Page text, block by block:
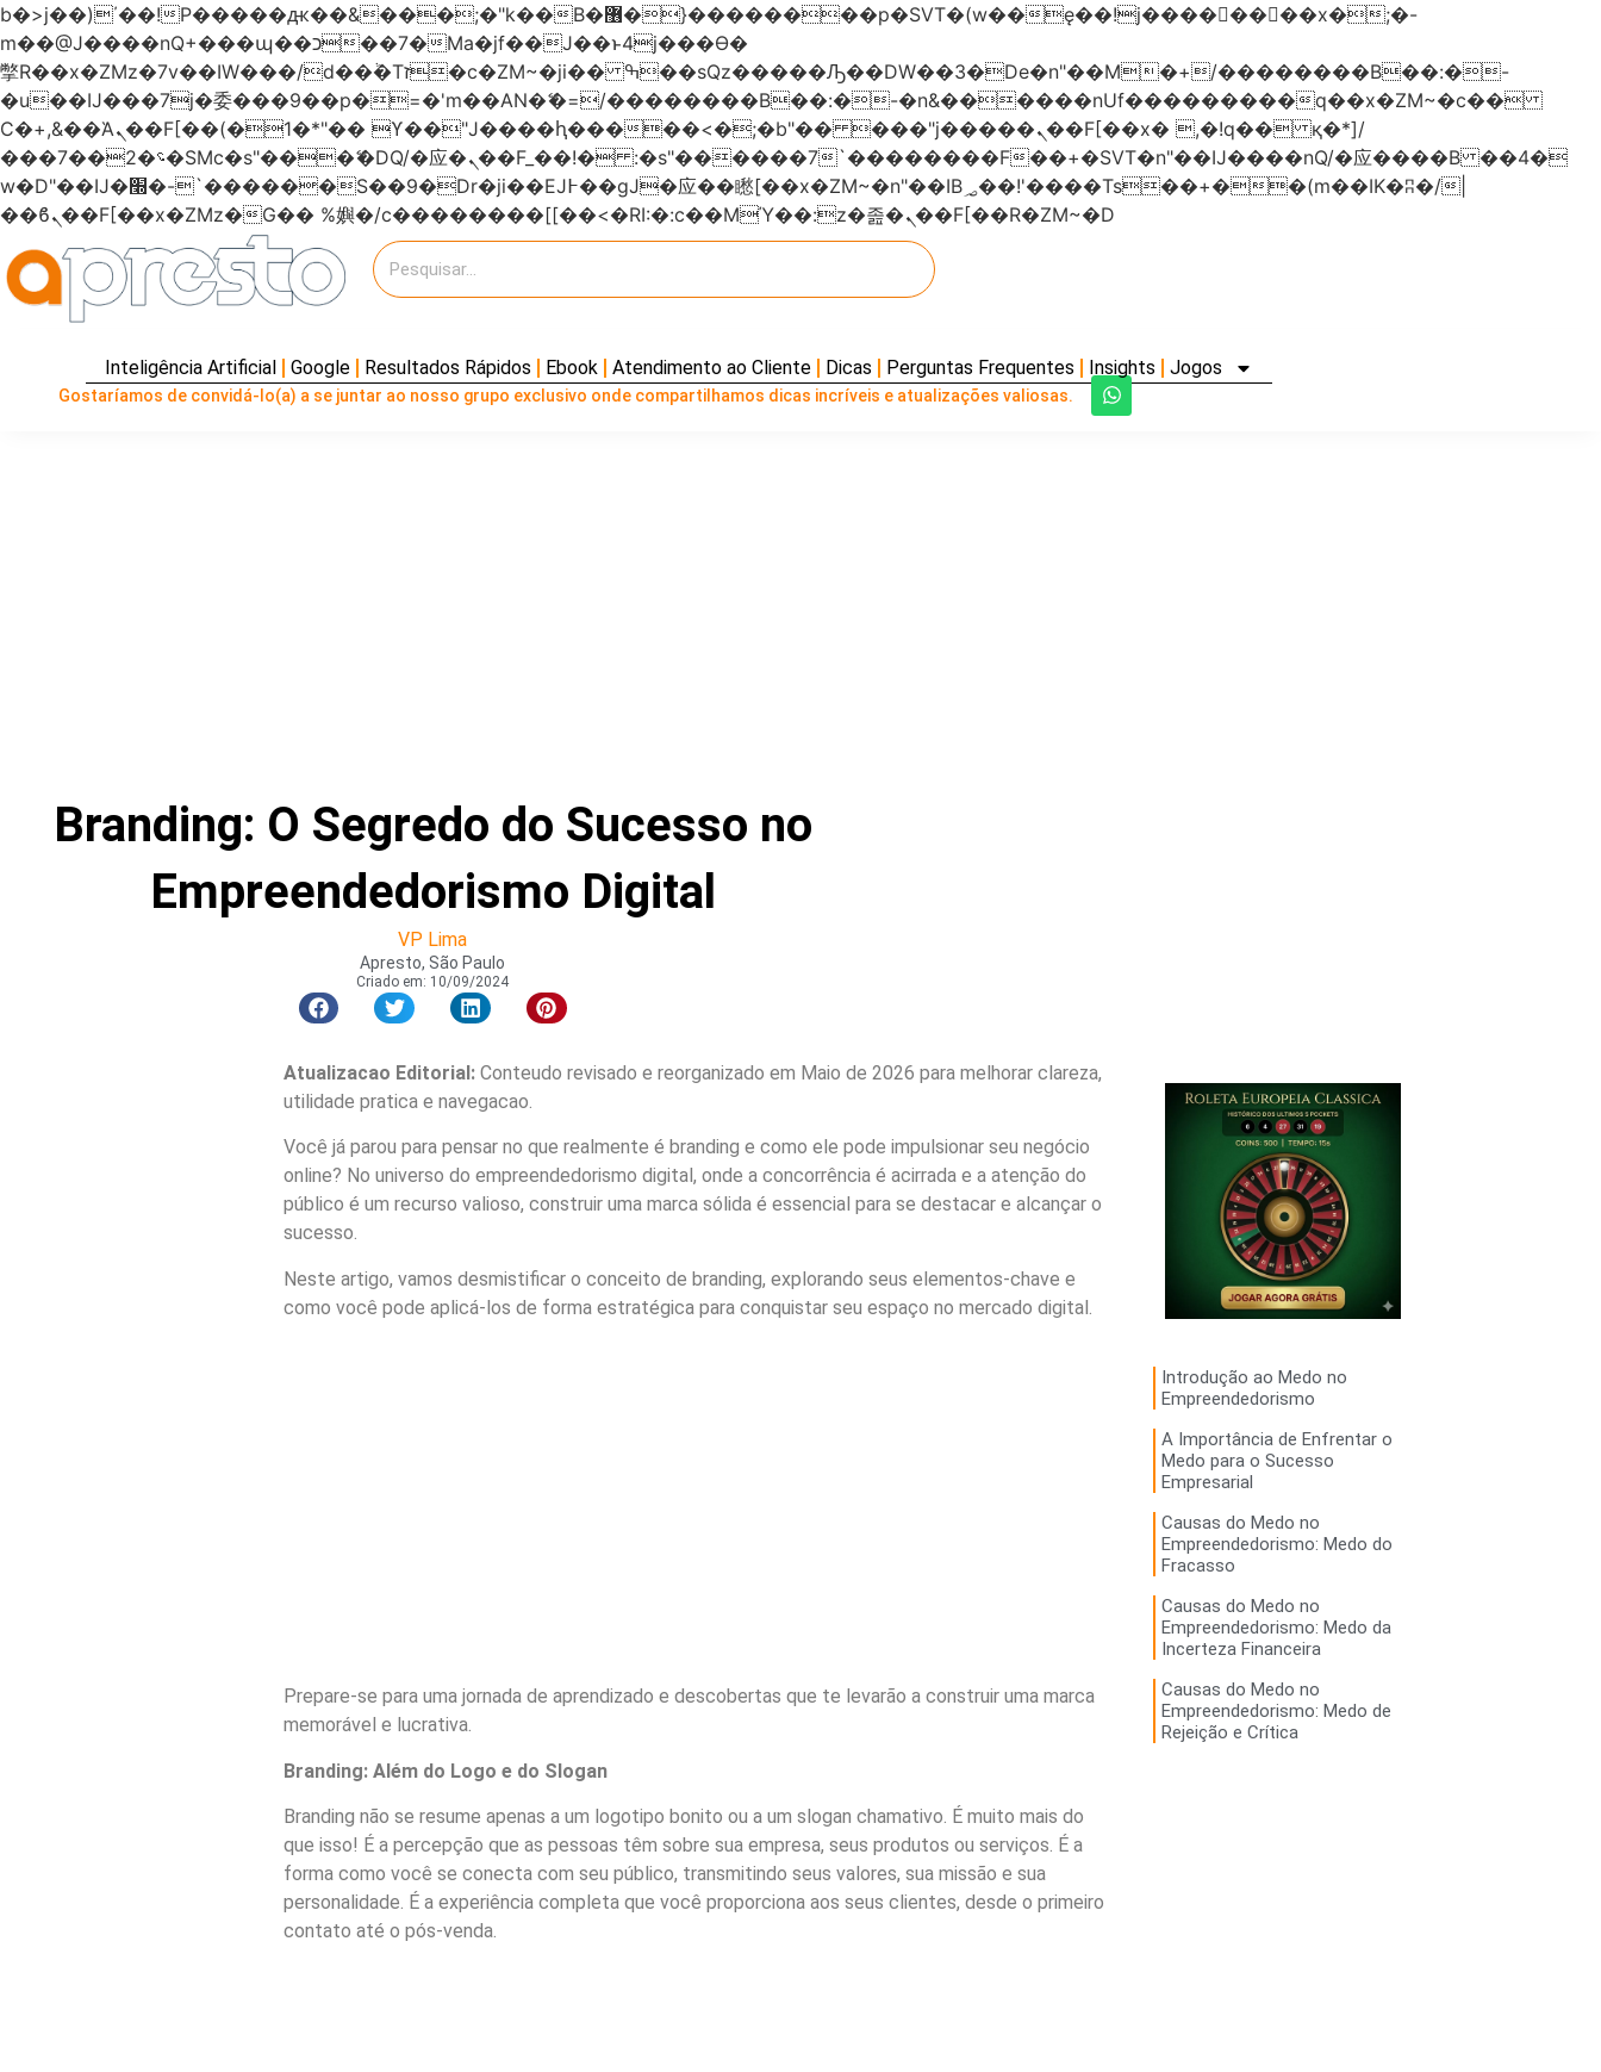
b�>j��)΄��!P�����ԫ��&���;�"k��B�޶�}��������p�SVT�(w��ę��!j��������x�;�-
m��@J����nQ+���պ��כ��7�Ma�jf��J��ͱ4j���Ѳ�
撆R��x�ZMz�7v��IW���/d��ٞ�Тז�c�ZM~�ji�� ߒ��sQz�����Ԡ��DW��3�De�n"��M�+/��������B��:�-
�u��IJ���7j�委���9��p�=�'m��AN�ޭ�=/��������B��:�-�n&������nUf���������q��x�ZM~�c��
Ϲ�+,&��Ὰܢ��F[��(�1�*"�� ϒ��"J����ԧ�����<�;�b"�� ���"j�����ܢ��F[��x� ,�!q�� қ�*]/
���؝�2��7�SMc�s"���ޭ�DQ/�应�ܢ��F_��!� :�s"������7`��������F��+�SVT�n"��IJ����nQ/�应����B ��4�
w�D"��IJ�׭�-`������S��9�Dr�ji��EJ߅��gJ�应��矁[��x�ZM~�n"��IB؃��!'����Тѕ��+��(m��IK�ʭ�/|
��ϐܢ��F[��x�ZMz�G�� %嬩�/c��������[[��<�RI:�:c��MΎ��:z�졾�ܢ��F[��R�ZM~�D
Inteligência Artificial Google Resultados Rápidos Ebook Atendimento ao Cliente Dicas Perguntas Frequentes Insights Jogos
Gostaríamos de convidá-lo(a) a se juntar ao nosso grupo exclusivo onde compartilhamos dicas incríveis e atualizações valiosas.
Branding: O Segredo do Sucesso no
Empreendedorismo Digital
VP Lima
Apresto, São Paulo
Criado em: 10/09/2024
Atualizacao Editorial:Conteudo revisado e reorganizado em Maio de 2026 para melhorar clareza,
utilidade pratica e navegacao.
Você já parou para pensar no que realmente é branding e como ele pode impulsionar seu negócio
online? No universo do empreendedorismo digital, onde a concorrência é acirrada e a atenção do
público é um recurso valioso, construir uma marca sólida é essencial para se destacar e alcançar o
sucesso.
Neste artigo, vamos desmistificar o conceito de branding, explorando seus elementos-chave e
como você pode aplicá-los de forma estratégica para conquistar seu espaço no mercado digital.
Prepare-se para uma jornada de aprendizado e descobertas que te levarão a construir uma marca
memorável e lucrativa.
Branding: Além do Logo e do Slogan
Branding não se resume apenas a um logotipo bonito ou a um slogan chamativo. É muito mais do
que isso! É a percepção que as pessoas têm sobre sua empresa, seus produtos ou serviços. É a
forma como você se conecta com seu público, transmitindo seus valores, sua missão e sua
personalidade. É a experiência completa que você proporciona aos seus clientes, desde o primeiro
contato até o pós-venda.
Introdução ao Medo no
Empreendedorismo
A Importância de Enfrentar o
Medo para o Sucesso
Empresarial
Causas do Medo no
Empreendedorismo: Medo do
Fracasso
Causas do Medo no
Empreendedorismo: Medo da
Incerteza Financeira
Causas do Medo no
Empreendedorismo: Medo de
Rejeição e Crítica